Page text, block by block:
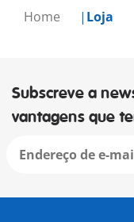
Home Loja
Subscreve a
vantagens que